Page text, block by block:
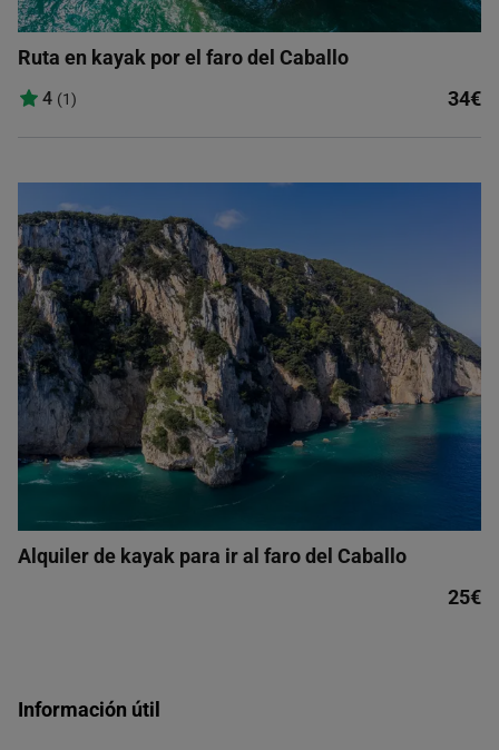
Ruta en kayak por el faro del Caballo
4 (1) 34€
Alquiler de kayak para ir al faro del Caballo
25€
Información útil